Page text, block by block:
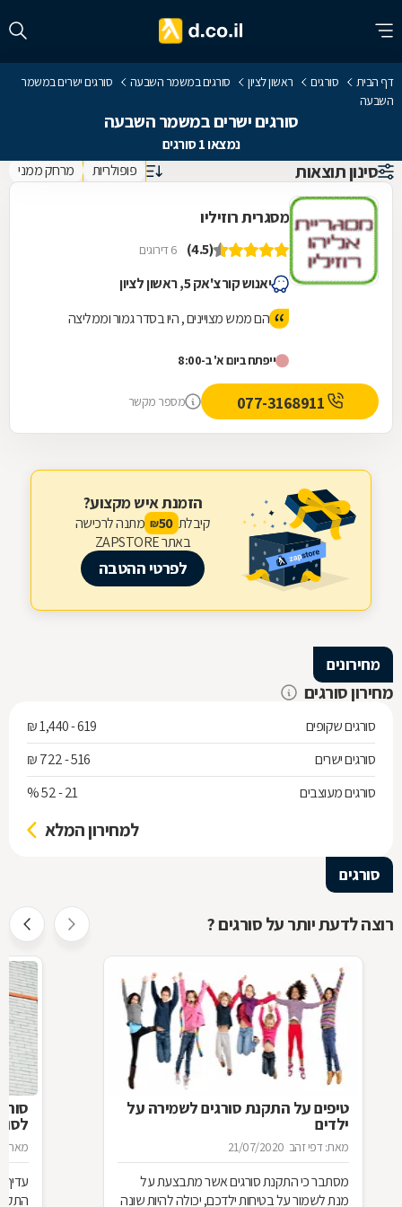
דף הבית סורגים ראשון לציון סורגים במשמר השבעה
סורגים ישרים במשמר
השבעה
סורגים ישרים במשמר השבעה
נמצאו 1 סורגים
סינון תוצאות פופולריות מרחק ממני
מסגרית רוזיליו
(4.5) 6 דירוגים
יאנוש קורצ'אק 5, ראשון לציון
הם ממש מצויינים , היו בסדר גמור וממליצה
ייפתח ביום א' ב-8:00
מספר מקשר
הזמנת איש מקצוע?
קיבלת 50
₪ מתנה לרכישה
באתר ZAPSTORE
לפרטי ההטבה
מחירונים
מחירון סורגים
סורגים שקופים
619 - 1,440 ₪
סורגים ישרים
516 - 722 ₪
סורגים מעוצבים
21 - 52 %
למחירון המלא
סורגים
רוצה לדעת יותר על סורגים ?
טיפים על התקנת סורגים לשמירה על
ילדים
מאת: דפי זהב 21/07/2020
מסתבר כי התקנת סורגים אשר מתבצעת על
מנת לשמור על בטיחות ילדכם, יכולה להיות שונה
מאת: